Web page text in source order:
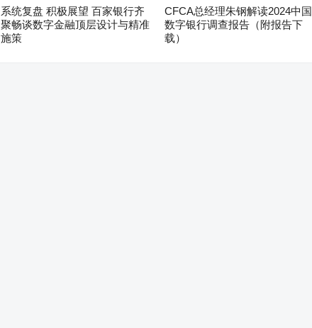
系统复盘 积极展望 百家银行齐
聚畅谈数字金融顶层设计与精准
施策
CFCA总经理朱钢解读2024中国
数字银行调查报告（附报告下
载）